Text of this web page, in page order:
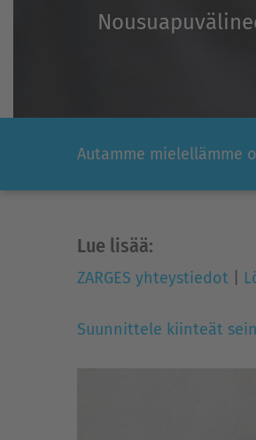
Autamme mielellämme
Lue lisää:
ZARGES yhteystiedot
Suunnittele kiinteät